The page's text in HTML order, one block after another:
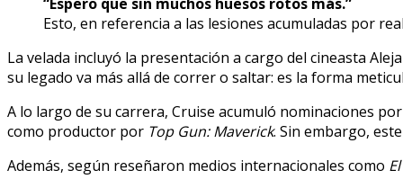
Esto, en referencia a las lesiones acumuladas por
La velada incluyó la presentación a cargo del cineasta
su legado va más allá de correr o saltar: es la forma
A lo largo de su carrera, Cruise acumuló nominaciones
como productor por Top Gun: Maverick. Sin embargo,
Además, según reseñaron medios internacionales como